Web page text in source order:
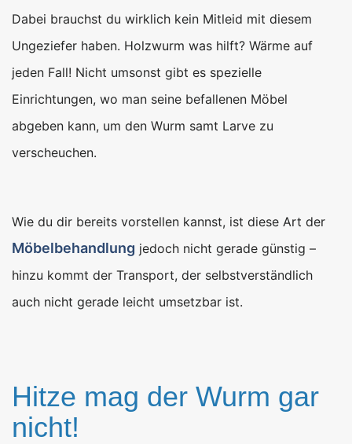
Dabei brauchst du wirklich kein Mitleid mit diesem
Ungeziefer haben. Holzwurm was hilft? Wärme auf
jeden Fall! Nicht umsonst gibt es spezielle
Einrichtungen, wo man seine befallenen Möbel
abgeben kann, um den Wurm samt Larve zu
verscheuchen.
Wie du dir bereits vorstellen kannst, ist diese Art der
Möbelbehandlung jedoch nicht gerade günstig –
hinzu kommt der Transport, der selbstverständlich
auch nicht gerade leicht umsetzbar ist.
Hitze mag der Wurm gar
nicht!